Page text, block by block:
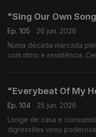
"Sing Our Own
Ep. 105
26 jun. 2026
Numa década marcada
com ritmo e resistência.
"Everybeat Of My
Ep. 104
25 jun. 2026
Longe de casa e
digressões virou